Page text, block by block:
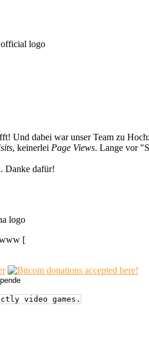
Und dabei war unser Team zu
, keinerlei Page Views. Lange vor
Danke dafür!
[
video games.